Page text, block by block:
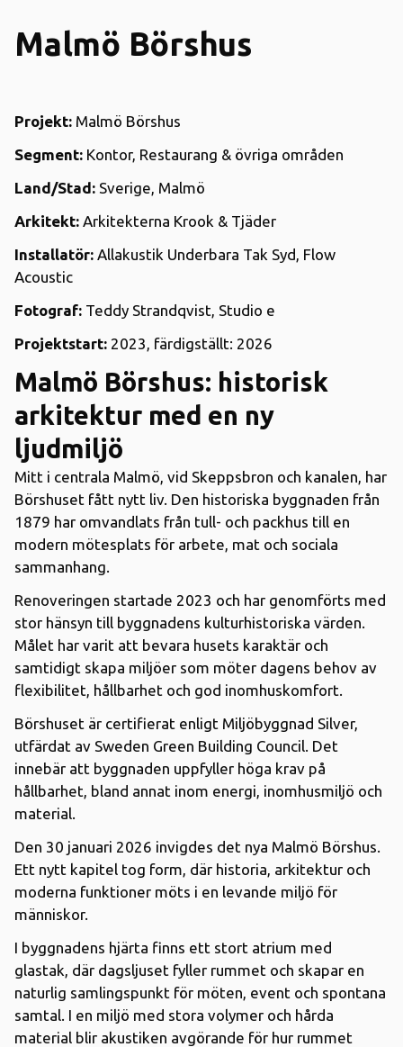
Malmö Börshus
Projekt: Malmö Börshus
Segment: Kontor, Restaurang & övriga områden
Land/Stad: Sverige, Malmö
Arkitekt: Arkitekterna Krook & Tjäder
Installatör: Allakustik Underbara Tak Syd, Flow
Acoustic
Fotograf: Teddy Strandqvist, Studio e
Projektstart: 2023, färdigställt: 2026
Malmö Börshus: historisk
arkitektur med en ny
ljudmiljö
Mitt i centrala Malmö, vid Skeppsbron och kanalen, har
Börshuset fått nytt liv. Den historiska byggnaden från
1879 har omvandlats från tull- och packhus till en
modern mötesplats för arbete, mat och sociala
sammanhang.
Renoveringen startade 2023 och har genomförts med
stor hänsyn till byggnadens kulturhistoriska värden.
Målet har varit att bevara husets karaktär och
samtidigt skapa miljöer som möter dagens behov av
flexibilitet, hållbarhet och god inomhuskomfort.
Börshuset är certifierat enligt Miljöbyggnad Silver,
utfärdat av Sweden Green Building Council. Det
innebär att byggnaden uppfyller höga krav på
hållbarhet, bland annat inom energi, inomhusmiljö och
material.
Den 30 januari 2026 invigdes det nya Malmö Börshus.
Ett nytt kapitel tog form, där historia, arkitektur och
moderna funktioner möts i en levande miljö för
människor.
I byggnadens hjärta finns ett stort atrium med
glastak, där dagsljuset fyller rummet och skapar en
naturlig samlingspunkt för möten, event och spontana
samtal. I en miljö med stora volymer och hårda
material blir akustiken avgörande för hur rummet